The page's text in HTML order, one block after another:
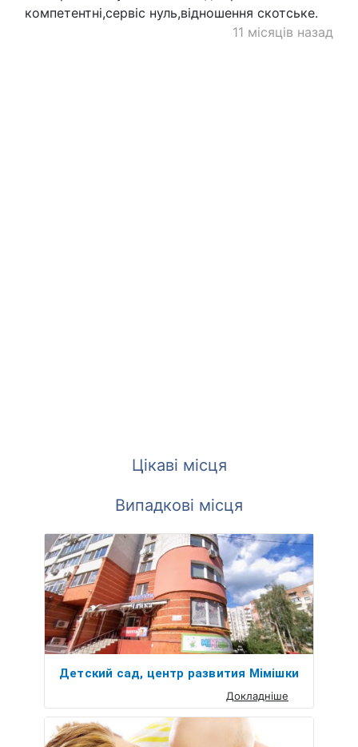
компетентні,сервіс нуль,відношення скотське.
11 місяців назад
Цікаві місця
Випадкові місця
Детский сад, центр развития Мімішки
Докладніше